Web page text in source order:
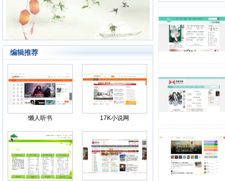
编辑推荐
懒人听书 17K小说网